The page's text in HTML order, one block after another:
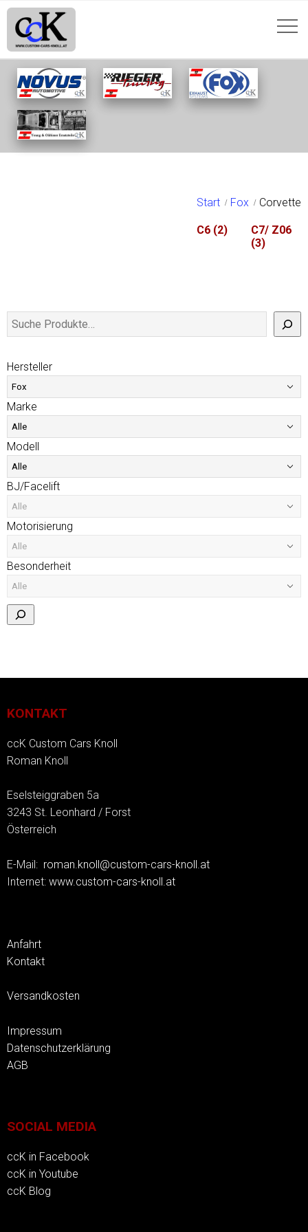
CORVETTE
Start Fox Corvette
C6 (2)
C7/ Z06
(3)
Hersteller
Marke
Modell
BJ/Facelift
Motorisierung
Besonderheit
KONTAKT
ccK Custom Cars Knoll
Roman Knoll
Eselsteiggraben 5a
3243 St. Leonhard / Forst
Österreich
E-Mail: roman.knoll@custom-cars-knoll.at
Internet: www.custom-cars-knoll.at
Anfahrt
Kontakt
Versandkosten
Impressum
Datenschutzerklärung
AGB
SOCIAL MEDIA
ccK in Facebook
ccK in Youtube
ccK Blog